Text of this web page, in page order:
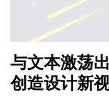
与文本激荡
创造设计新